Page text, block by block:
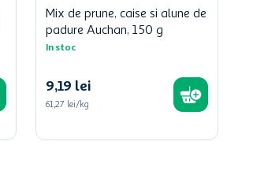
Mix de prune, caise si alune de
padure Auchan, 150 g
In stoc
9,19 lei
61,27 lei/kg